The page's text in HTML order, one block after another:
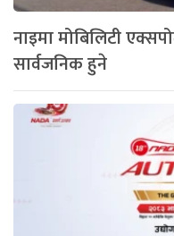
नाइमा मोबिलिटी
सार्वजनिक हुने